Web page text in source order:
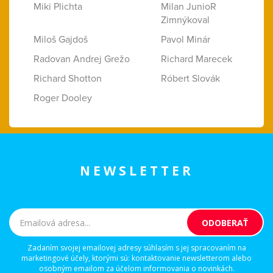
Miki Plichta
Milan JunioR
Zimnýkoval
Miloš Gajdoš
Pavol Minár
Radovan Andrej Grežo
Richard Marecek
Richard Shotton
Róbert Slovák
Roger Dooley
NEWSLETTER
Zadaním svojej emailovej adresy súhlasím s jej spracovaním na
marketingové účely, ktorými sú: kontaktovanie newsletterom alebo
osobným emailom za účelom informovania o novinkách.